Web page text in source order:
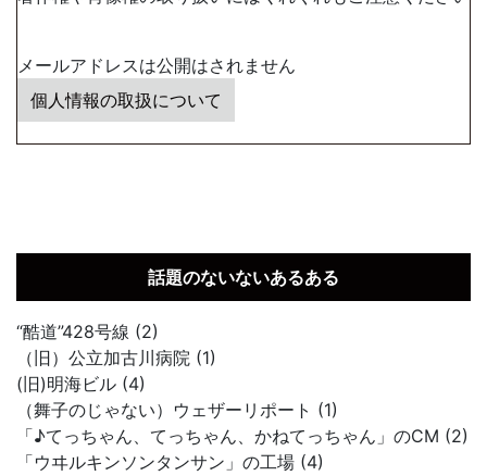
メールアドレスは公開はされません
個人情報の取扱について
話題のないないあるある
“酷道”428号線 (2)
（旧）公立加古川病院 (1)
(旧)明海ビル (4)
（舞子のじゃない）ウェザーリポート (1)
「♪てっちゃん、てっちゃん、かねてっちゃん」のCM (2)
「ウヰルキンソンタンサン」の工場 (4)